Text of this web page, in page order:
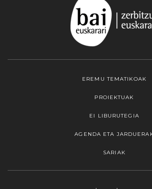
EREMU TEMATIKOAK
PROIEKTUAK
EI LIBURUTEGIA
AGENDA ETA
SARIAK